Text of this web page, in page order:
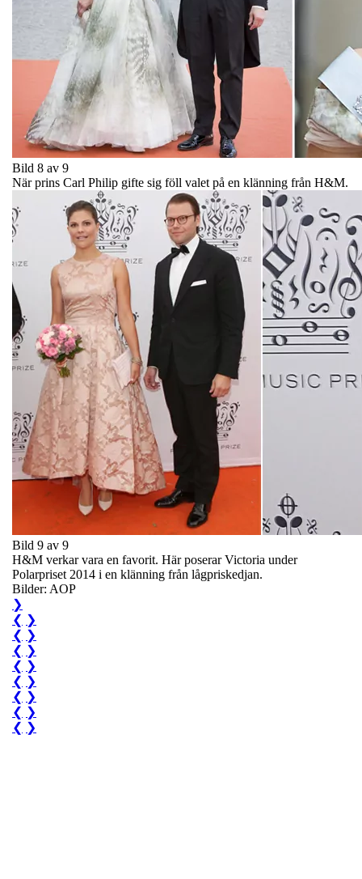
Bild 8 av 9
När prins Carl Philip gifte sig föll valet på en klänning från H&M.
Bild 9 av 9
H&M verkar vara en favorit. Här poserar Victoria under
Polarpriset 2014 i en klänning från lågpriskedjan.
Bilder: AOP
❯
❮ ❯
❮ ❯
❮ ❯
❮ ❯
❮ ❯
❮ ❯
❮ ❯
❮ ❯